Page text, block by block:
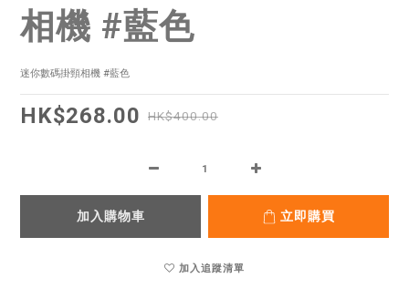
相機 #藍色
迷你數碼掛頸相機 #藍色
HK$268.00 HK$400.00
加入購物車 立即購買
加入追蹤清單